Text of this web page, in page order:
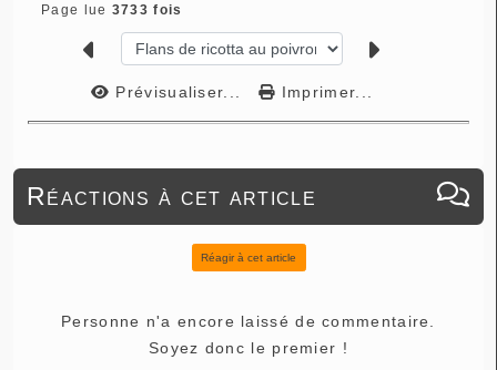
Page lue 3733 fois
Prévisualiser... Imprimer...
Réactions à cet article
Réagir à cet article
Personne n'a encore laissé de commentaire.
Soyez donc le premier !